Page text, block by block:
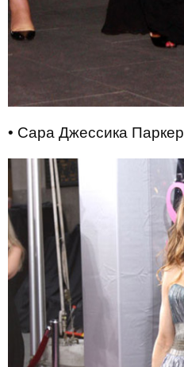
• Сара Джессика Паркер